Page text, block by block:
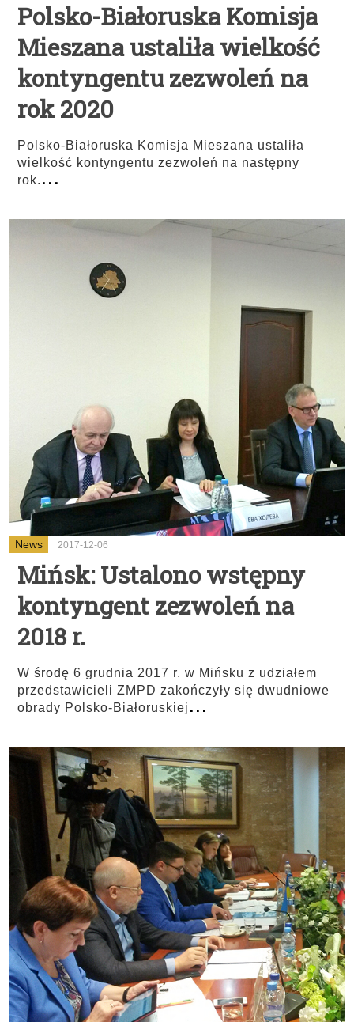
Polsko-Białoruska Komisja
Mieszana ustaliła wielkość
kontyngentu zezwoleń na
rok 2020
Polsko-Białoruska Komisja Mieszana ustaliła
wielkość kontyngentu zezwoleń na następny
rok....
News 2017-12-06
Mińsk: Ustalono wstępny
kontyngent zezwoleń na
2018 r.
W środę 6 grudnia 2017 r. w Mińsku z udziałem
przedstawicieli ZMPD zakończyły się dwudniowe
obrady Polsko-Białoruskiej ...